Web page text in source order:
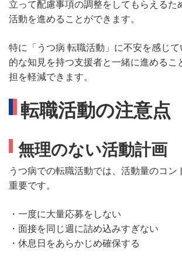
立って配慮事項の調整をしてもらえるた
活動を進めることができます。
特に「うつ病 転職活動」に不安を感じ
的な知見を持つ支援者と一緒に進めるこ
担を軽減できます。
転職活動の注意点
無理のない活動計画
うつ病での転職活動では、活動量のコン
重要です。
・一度に大量応募をしない
・面接を同じ週に詰め込みすぎない
・休息日をあらかじめ確保する